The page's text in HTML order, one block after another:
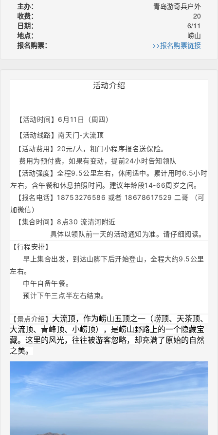
主办：
青岛游奇兵户外
收费：
20
日期：
6/11
地点：
崂山
报名购票：
>>报名购票链接
活动介绍
【活动时间】6月11日（周四）
【活动线路】南天门-大流顶
【活动费用】20元/人，粗门小程序报名送保险。
费用为预付费， 如果有变动，提前24小时告知领队
【活动强度】全程9.5公里左右，休闲适中。累计用时6.5小时
左右，含午餐和休息拍照时间。建议年龄段14-66周岁之间。
【报名电话】18753276586 或者 18678617529 二哥 （可
加微信）
【集合时间】8点30 流清河附近
具体以领队前一天的活动通知为准。请仔细阅读。
【行程安排】
早上集合出发，到达山脚下后开始登山，全程大约9.5公里
左右。
中午自备午餐。
预计下午三点半左右结束。
【景点介绍】 大流顶，作为崂山五顶之一（崂顶、天茶顶、
大流顶、青峰顶、小崂顶），是崂山野路上的一个隐藏宝
藏。这里的风光，往往被游客忽略，却充满了原始的自然
之美。